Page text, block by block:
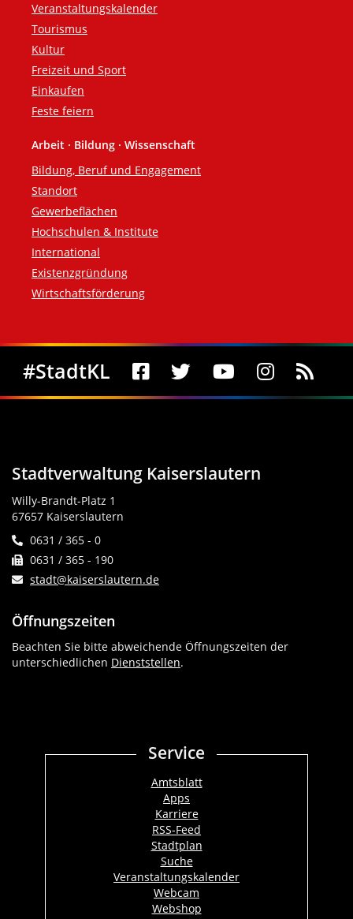
Veranstaltungskalender
Tourismus
Kultur
Freizeit und Sport
Einkaufen
Feste feiern
Arbeit · Bildung · Wissenschaft
Bildung, Beruf und Engagement
Standort
Gewerbeflächen
Hochschulen & Institute
International
Existenzgründung
Wirtschaftsförderung
Social Media
#StadtKL
Stadtverwaltung Kaiserslautern
Willy-Brandt-Platz 1
67657 Kaiserslautern
0631 / 365 - 0
0631 / 365 - 190
stadt@kaiserslautern.de
Öffnungszeiten
Beachten Sie bitte abweichende Öffnungszeiten der
unterschiedlichen Dienststellen.
Service
Amtsblatt
Apps
Karriere
RSS-Feed
Stadtplan
Suche
Veranstaltungskalender
Webcam
Webshop